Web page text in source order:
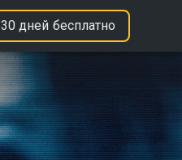
30 дней бесплатно